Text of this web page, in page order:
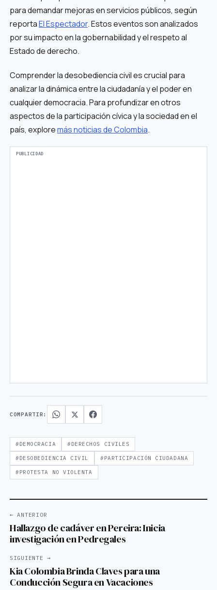
para demandar mejoras en servicios públicos, según
reportaEl Espectador. Estos eventos son analizados
por su impacto en la gobernabilidad y el respeto al
Estado de derecho.
Comprender la desobediencia civil es crucial para
analizar la dinámica entre la ciudadanía y el poder en
cualquier democracia. Para profundizar en otros
aspectos de la participación cívica y la sociedad en el
país, exploremás noticias de Colombia.
COMPARTIR:
#DEMOCRACIA #DERECHOS CIVILES
#DESOBEDIENCIA CIVIL #PARTICIPACIÓN CIUDADANA
#PROTESTA NO VIOLENTA
← ANTERIOR
Hallazgo de cadáver en Pereira: Inicia
investigación en Pedregales
SIGUIENTE →
Kia Colombia Brinda Claves para una
Conducción Segura en Vacaciones